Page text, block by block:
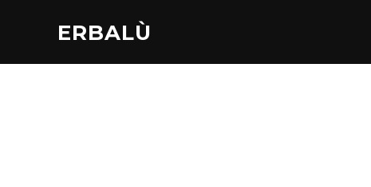
ERBALÙ